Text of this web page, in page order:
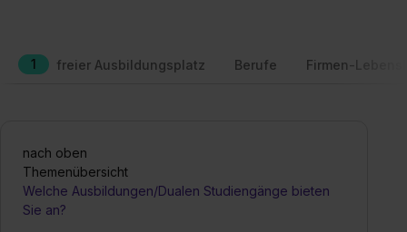
1 freier Ausbildungsplatz Berufe Firmen-
nach oben
Themenübersicht
Welche Ausbildungen/Dualen Studiengänge bieten
Sie an?